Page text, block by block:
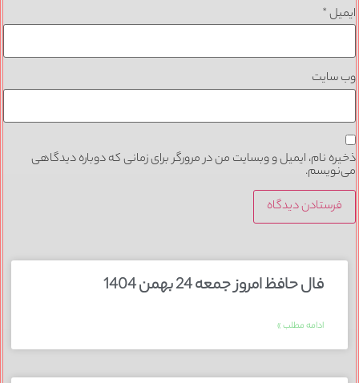
ایمیل*
وب‌ سایت
ذخیره نام، ایمیل و وبسایت من در مرورگر برای زمانی که دوباره دیدگاهی
می‌نویسم.
فال حافظ امروز جمعه 24 بهمن 1404
ادامه مطلب »